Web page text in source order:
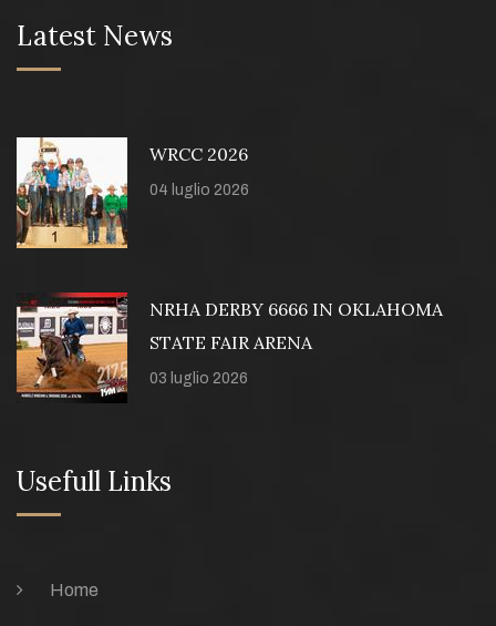
Latest News
WRCC 2026
04 luglio 2026
NRHA DERBY 6666 IN OKLAHOMA
STATE FAIR ARENA
03 luglio 2026
Usefull Links
Home